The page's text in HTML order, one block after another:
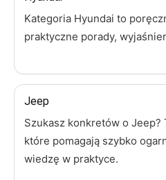
Kategoria Hyundai to
praktyczne porady,
Jeep
Szukasz konkretów o Jeep?
które pomagają szybko
wiedzę w praktyce.